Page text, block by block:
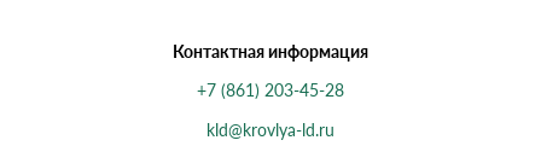
Контактная информация
+7 (861) 203-45-28
kld@krovlya-ld.ru